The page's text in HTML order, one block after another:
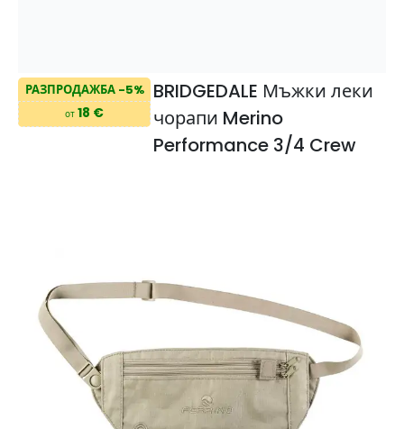
РАЗПРОДАЖБА -5%
от 18 €
BRIDGEDALE Мъжки леки
чорапи Merino
Performance 3/4 Crew